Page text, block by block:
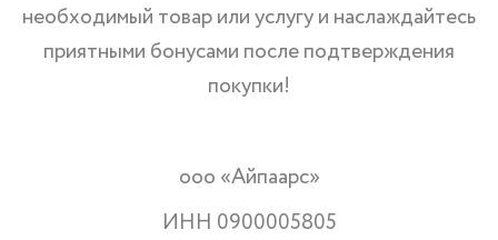
необходимый товар или услугу и наслаждайтесь
приятными бонусами после подтверждения
покупки!
ооо «Айпаарс»
ИНН 0900005805